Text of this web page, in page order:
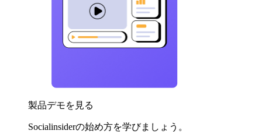
製品デモを見る
Socialinsiderの始め方を学びましょう。